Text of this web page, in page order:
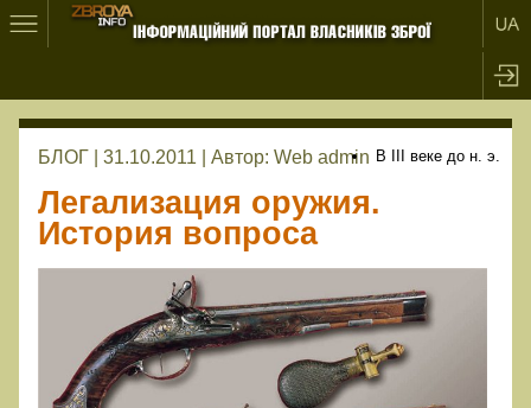
БЛОГ | 31.10.2011 | Автор: Web admin
Легализация оружия.
История вопроса
В III веке до н. э.